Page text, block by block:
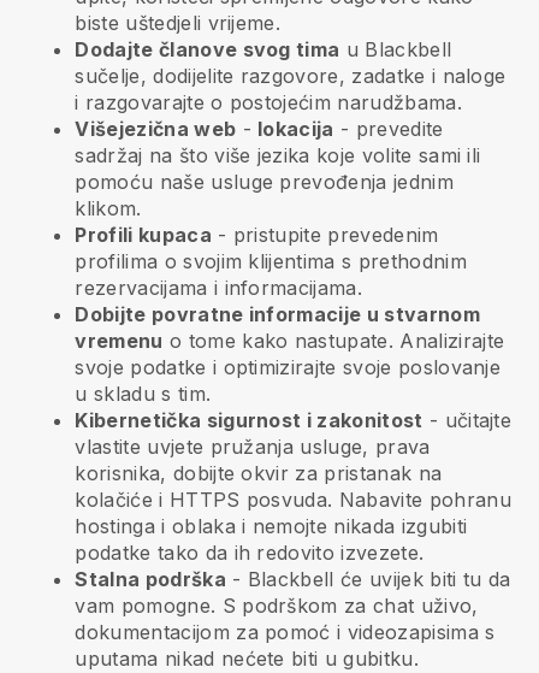
biste uštedjeli vrijeme.
Dodajte članove svog tima u Blackbell
sučelje, dodijelite razgovore, zadatke i naloge
i razgovarajte o postojećim narudžbama.
Višejezična web - lokacija - prevedite
sadržaj na što više jezika koje volite sami ili
pomoću naše usluge prevođenja jednim
klikom.
Profili kupaca - pristupite prevedenim
profilima o svojim klijentima s prethodnim
rezervacijama i informacijama.
Dobijte povratne informacije u stvarnom
vremenu o tome kako nastupate. Analizirajte
svoje podatke i optimizirajte svoje poslovanje
u skladu s tim.
Kibernetička sigurnost i zakonitost - učitajte
vlastite uvjete pružanja usluge, prava
korisnika, dobijte okvir za pristanak na
kolačiće i HTTPS posvuda. Nabavite pohranu
hostinga i oblaka i nemojte nikada izgubiti
podatke tako da ih redovito izvezete.
Stalna podrška - Blackbell će uvijek biti tu da
vam pomogne. S podrškom za chat uživo,
dokumentacijom za pomoć i videozapisima s
uputama nikad nećete biti u gubitku.